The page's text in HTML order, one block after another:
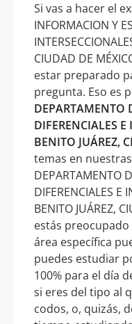
Si vas a hacer el
INFORMACION Y
CIUDAD DE
estar preparado
pregunta. Eso es
DEPARTAMENTO
DIFERENCIALES
BENITO JUÁREZ,
temas en
DEPARTAMENTO
DIFERENCIALES E
BENITO JUÁREZ,
estás
área específica
puedes estudiar
100% para el día
si eres del tipo al
codos, o, quizás,